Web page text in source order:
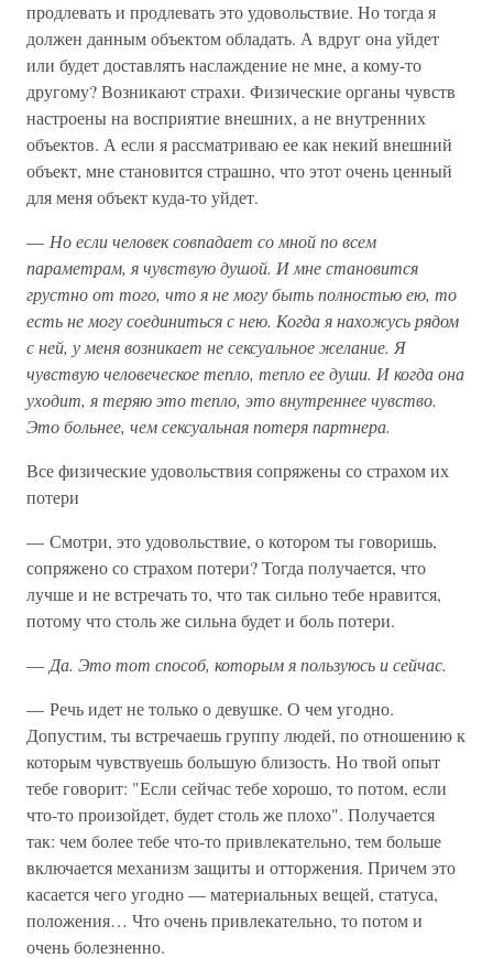
продлевать и продлевать это удовольствие. Но тогда я
должен данным объектом обладать. А вдруг она уйдет
или будет доставлять наслаждение не мне, а кому-то
другому? Возникают страхи. Физические органы чувств
настроены на восприятие внешних, а не внутренних
объектов. А если я рассматриваю ее как некий внешний
объект, мне становится страшно, что этот очень ценный
для меня объект куда-то уйдет.
— Но если человек совпадает со мной по всем
параметрам, я чувствую душой. И мне становится
грустно от того, что я не могу быть полностью ею, то
есть не могу соединиться с нею. Когда я нахожусь рядом
с ней, у меня возникает не сексуальное желание. Я
чувствую человеческое тепло, тепло ее души. И когда она
уходит, я теряю это тепло, это внутреннее чувство.
Это больнее, чем сексуальная потеря партнера.
Все физические удовольствия сопряжены со страхом их
потери
— Смотри, это удовольствие, о котором ты говоришь,
сопряжено со страхом потери? Тогда получается, что
лучше и не встречать то, что так сильно тебе нравится,
потому что столь же сильна будет и боль потери.
— Да. Это тот способ, которым я пользуюсь и сейчас.
— Речь идет не только о девушке. О чем угодно.
Допустим, ты встречаешь группу людей, по отношению к
которым чувствуешь большую близость. Но твой опыт
тебе говорит: "Если сейчас тебе хорошо, то потом, если
что-то произойдет, будет столь же плохо". Получается
так: чем более тебе что-то привлекательно, тем больше
включается механизм защиты и отторжения. Причем это
касается чего угодно — материальных вещей, статуса,
положения… Что очень привлекательно, то потом и
очень болезненно.